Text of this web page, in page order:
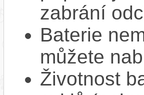
zabrání
Baterie
můžete
Životnost